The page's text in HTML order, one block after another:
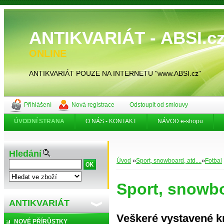
ANTIKVARIÁT -
ONLINE
ANTIKVARIÁT POUZE NA INTERNETU "www.ABSI.cz"
Přihlášení Nová registrace Odstoupit od smlouvy
ÚVODNÍ STRANA O NÁS - KONTAKT NÁVOD e-shopu
Hledání
ANTIKVARIÁT
NOVÉ PŘÍRŮSTKY
Úvod »Sport, snowboard, atd....»Fotbal
Sport,
Veškeré vystavené